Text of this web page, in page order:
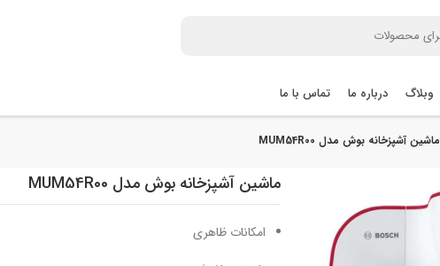
وبلاگ درباره ما تماس با ما
ماشین آشپزخانه بوش مدل MUM54R00
ماشین آشپزخانه بوش مدل MUM54R00
امکانات ظاهری